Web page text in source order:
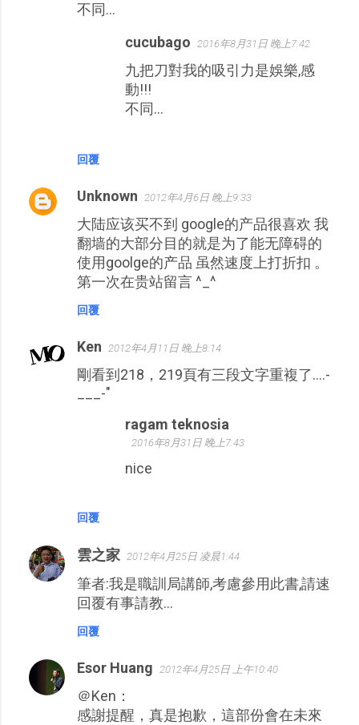
不同...
回覆
cucubago 2016年8月31日 晚上7:42
九把刀對我的吸引力是娛樂,感
動!!!
不同...
Unknown 2012年4月6日 晚上9:33
大陆应该买不到 google的产品很喜欢 我
翻墙的大部分目的就是为了能无障碍的
使用goolge的产品 虽然速度上打折扣 。
第一次在贵站留言 ^_^
回覆
Ken 2012年4月11日 晚上8:14
剛看到218，219頁有三段文字重複了....-
___-"
回覆
ragam teknosia
2016年8月31日 晚上7:43
nice
雲之家 2012年4月25日 凌晨1:44
筆者:我是職訓局講師,考慮參用此書,請速
回覆有事請教...
回覆
Esor Huang 2012年4月25日 上午10:40
＠Ken：
感謝提醒，真是抱歉，這部份會在未來